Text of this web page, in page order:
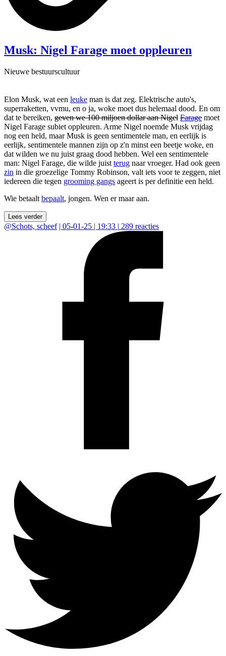
Musk: Nigel Farage moet oppleuren
Nieuwe bestuurscultuur
Elon Musk, wat een leuke man is dat zeg. Elektrische auto's,
superraketten, vvmu, en o ja, woke moet dus helemaal dood. En om
dat te bereiken, geven we 100 miljoen dollar aan Nigel Farage moet
Nigel Farage subiet oppleuren. Arme Nigel noemde Musk vrijdag
nog een held, maar Musk is geen sentimentele man, en eerlijk is
eerlijk, sentimentele mannen zijn op z'n minst een beetje woke, en
dat wilden we nu juist graag dood hebben. Wel een sentimentele
man: Nigel Farage, die wilde juist terug naar vroeger. Had ook geen
zin in die groezelige Tommy Robinson, valt iets voor te zeggen, niet
iedereen die tegen grooming gangs ageert is per definitie een held.
Wie betaalt bepaalt, jongen. Wen er maar aan.
Lees verder
@Schots, scheef | 05-01-25 | 19:33 | 289 reacties